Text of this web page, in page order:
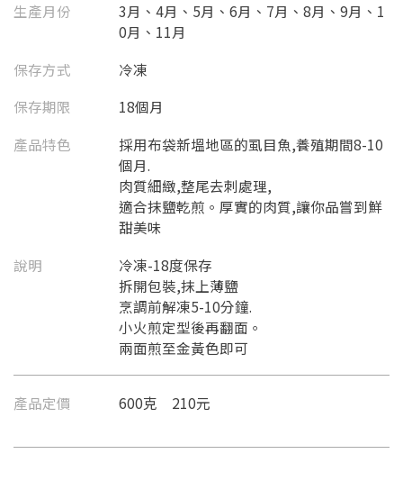
生產月份
3月、4月、5月、6月、7月、8月、9月、1
0月、11月
保存方式
冷凍
保存期限
18個月
產品特色
採用布袋新塭地區的虱目魚,養殖期間8-10
個月.
肉質細緻,整尾去刺處理,
適合抹鹽乾煎。厚實的肉質,讓你品嘗到鮮
甜美味
說明
冷凍-18度保存
拆開包裝,抹上薄鹽
烹調前解凍5-10分鐘.
小火煎定型後再翻面。
兩面煎至金黃色即可
產品定價 600克 210元